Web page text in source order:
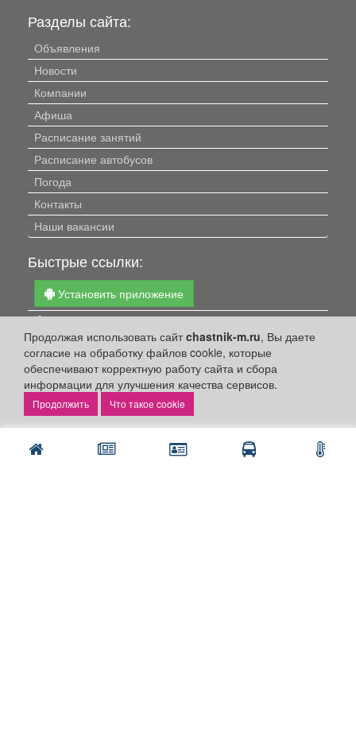
Продолжая использовать сайтchastnik-m.ru, Вы даете
согласие на обработку файлов cookie, которые
обеспечивают корректную работу сайта и сбора
информации для улучшения качества сервисов.
Что такое cookie
Разделы сайта:
Объявления
Новости
Компании
Афиша
Расписание занятий
Расписание автобусов
Погода
Контакты
Наши вакансии
Быстрые ссылки:
Установить приложение
Личный кабинет
Подать объявление
Подать объявление в газету
Поздравить
Скачать газету "Частник-М"
Рекламодателям: